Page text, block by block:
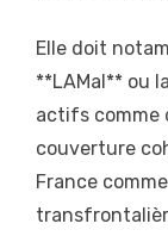
Elle doit
**LAMal** ou
actifs comme
couverture
France